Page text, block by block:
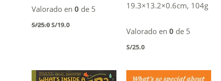
Valorado en 0 de 5
S/25.0Original
S/19.0Current
19.3×13.2×0.6cm, 104g
Valorado en 0 de 5
S/25.0